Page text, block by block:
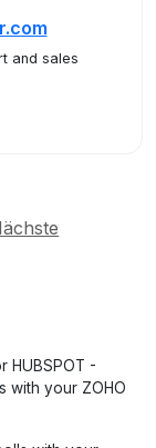
and sales
HUBSPOT -
with your ZOHO